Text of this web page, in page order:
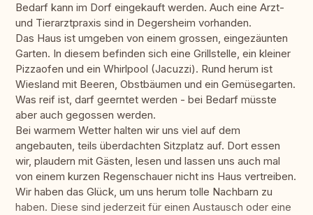
Bedarf kann im Dorf eingekauft werden. Auch eine Arzt-
und Tierarztpraxis sind in Degersheim vorhanden.
Das Haus ist umgeben von einem grossen, eingezäunten
Garten. In diesem befinden sich eine Grillstelle, ein kleiner
Pizzaofen und ein Whirlpool (Jacuzzi). Rund herum ist
Wiesland mit Beeren, Obstbäumen und ein Gemüsegarten.
Was reif ist, darf geerntet werden - bei Bedarf müsste
aber auch gegossen werden.
Bei warmem Wetter halten wir uns viel auf dem
angebauten, teils überdachten Sitzplatz auf. Dort essen
wir, plaudern mit Gästen, lesen und lassen uns auch mal
von einem kurzen Regenschauer nicht ins Haus vertreiben.
Wir haben das Glück, um uns herum tolle Nachbarn zu
haben. Diese sind jederzeit für einen Austausch oder eine